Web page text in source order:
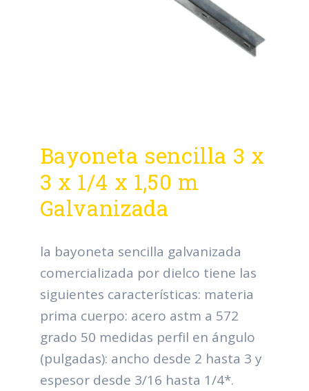
Bayoneta sencilla 3 x
3 x 1/4 x 1,50 m
Galvanizada
la bayoneta sencilla galvanizada
comercializada por dielco tiene las
siguientes características: materia
prima cuerpo: acero astm a 572
grado 50 medidas perfil en ángulo
(pulgadas): ancho desde 2 hasta 3 y
espesor desde 3/16 hasta 1/4*.